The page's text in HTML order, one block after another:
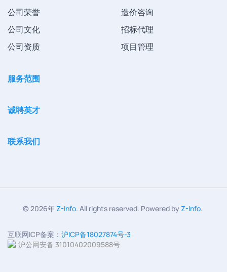
公司荣誉
公司文化
公司资质
造价咨询
招标代理
项目管理
服务范围
诚聘英才
联系我们
© 2026年Z-Info. All rights reserved. Powered by Z-Info.
互联网ICP备案： 沪ICP备18027874号-3
沪公网安备 31010402009588号